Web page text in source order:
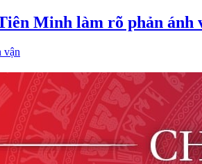
Minh làm rõ phản ánh